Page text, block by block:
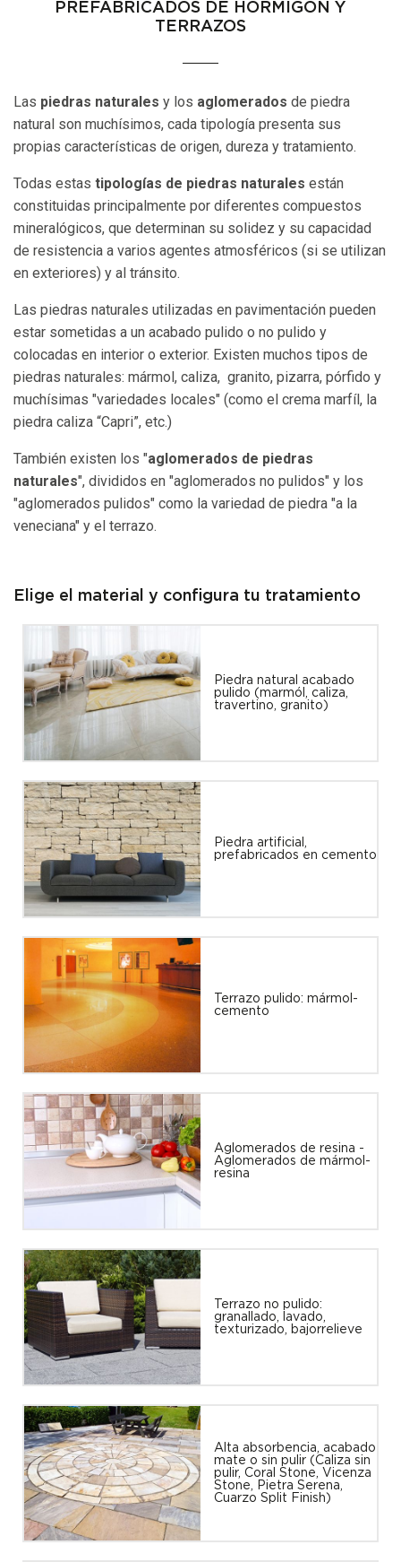
PREFABRICADOS DE HORMIGÓN Y
TERRAZOS
Las piedras naturales y los aglomerados de piedra
natural son muchísimos, cada tipología presenta sus
propias características de origen, dureza y tratamiento.
Todas estas tipologías de piedras naturales están
constituidas principalmente por diferentes compuestos
mineralógicos, que determinan su solidez y su capacidad
de resistencia a varios agentes atmosféricos (si se utilizan
en exteriores) y al tránsito.
Las piedras naturales utilizadas en pavimentación pueden
estar sometidas a un acabado pulido o no pulido y
colocadas en interior o exterior. Existen muchos tipos de
piedras naturales: mármol, caliza, granito, pizarra, pórfido y
muchísimas "variedades locales" (como el crema marfíl, la
piedra caliza “Capri”, etc.)
También existen los "aglomerados de piedras
naturales", divididos en "aglomerados no pulidos" y los
"aglomerados pulidos" como la variedad de piedra "a la
veneciana" y el terrazo.
Elige el material y configura tu tratamiento
Piedra natural acabado
pulido (marmól, caliza,
travertino, granito)
Piedra artificial,
prefabricados en cemento
Terrazo pulido: mármol-
cemento
Aglomerados de resina -
Aglomerados de mármol-
resina
Terrazo no pulido:
granallado, lavado,
texturizado, bajorrelieve
Alta absorbencia, acabado
mate o sin pulir (Caliza sin
pulir, Coral Stone, Vicenza
Stone, Pietra Serena,
Cuarzo Split Finish)